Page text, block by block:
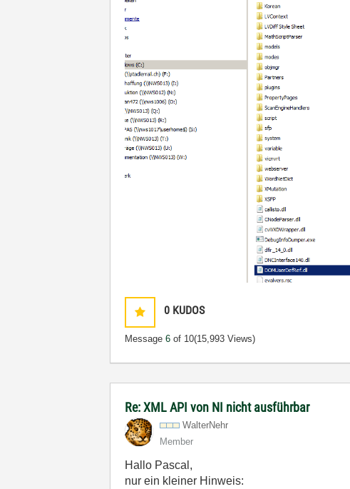
0 KUDOS
Message6 of 10(15,993 Views)
Re: XML API von NI nicht ausführbar
WalterNehr
Member
Hallo Pascal,
nur ein kleiner Hinweis: